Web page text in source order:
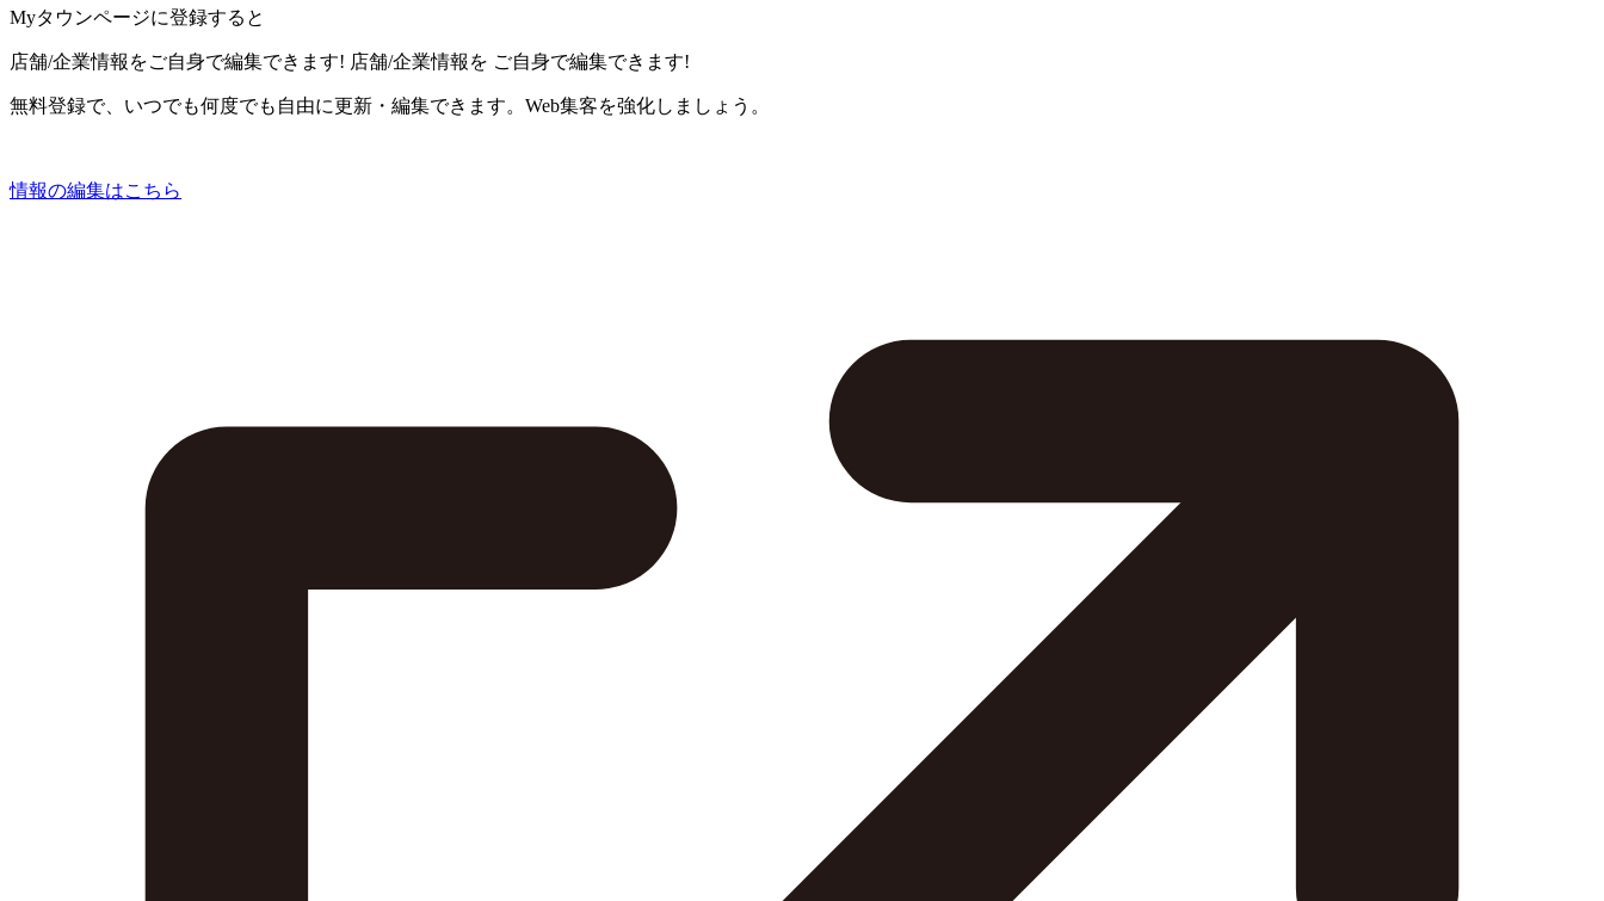
Myタウンページに登録すると
店舗/企業情報をご自身で編集できます! 店舗/企業情報を ご自身で編集できます!
無料登録で、いつでも何度でも自由に更新・編集できます。Web集客を強化しましょう。
情報の編集はこちら